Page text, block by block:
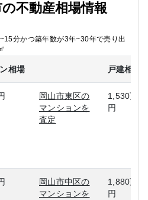
不動産相場情報
分かつ築年数が3年~30年で売り出
相場 戸建相場
岡山市東区の
マンションを
査定
1,530万
円
岡山市中区の
マンションを
1,880万
円